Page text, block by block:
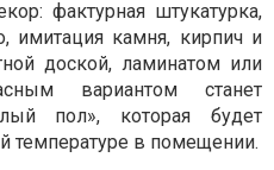
фактурная штукатурка,
имитация камня, кирпич и
доской, ламинатом или
вариантом станет
пол», которая будет
температуре в помещении.